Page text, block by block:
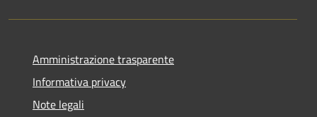
Amministrazione trasparente
Informativa privacy
Note legali